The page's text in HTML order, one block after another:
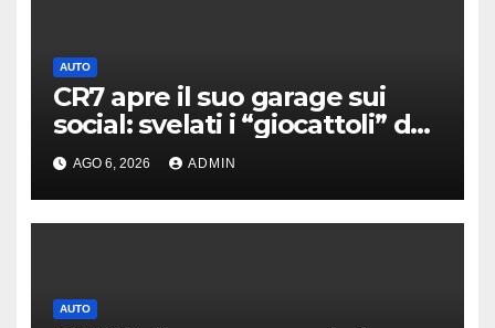
AUTO
CR7 apre il suo garage sui
social: svelati i “giocattoli” da
oltre 40 milioni
AGO 6, 2026 ADMIN
AUTO